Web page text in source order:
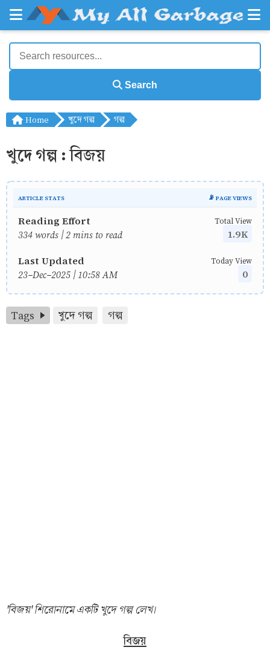
Search
Home খুদে গল্প গল্প
খুদে গল্প : বিজয়
ARTICLE STATS 📡 PAGE VIEWS
Reading Effort
334 words | 2 mins to read
Total View
1.9K
Last Updated
23-Dec-2025 | 10:58 AM
Today View
0
Tags খুদে গল্প গল্প
'বিজয়' শিরোনামে একটি খুদে গল্প লেখ।
বিজয়